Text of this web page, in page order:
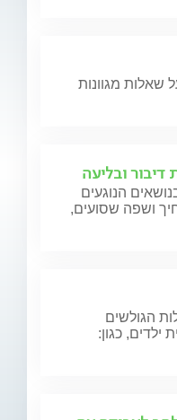
שאלות מגוונות
ובליעה
הנוגעים
ושפה שסועים,
הגולשים
ילדים, כגון: